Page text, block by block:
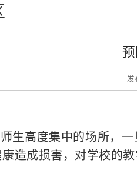
发
生高度集中的场所，
造成损害，对学校的